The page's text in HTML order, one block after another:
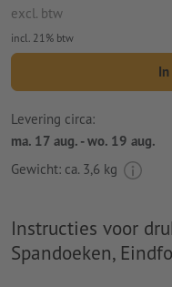
excl. btw
incl. 21% btw
Levering circa:
ma. 17 aug. - wo. 19 aug.
Gewicht: ca. 3,6 kg
Instructies voor
Spandoeken,